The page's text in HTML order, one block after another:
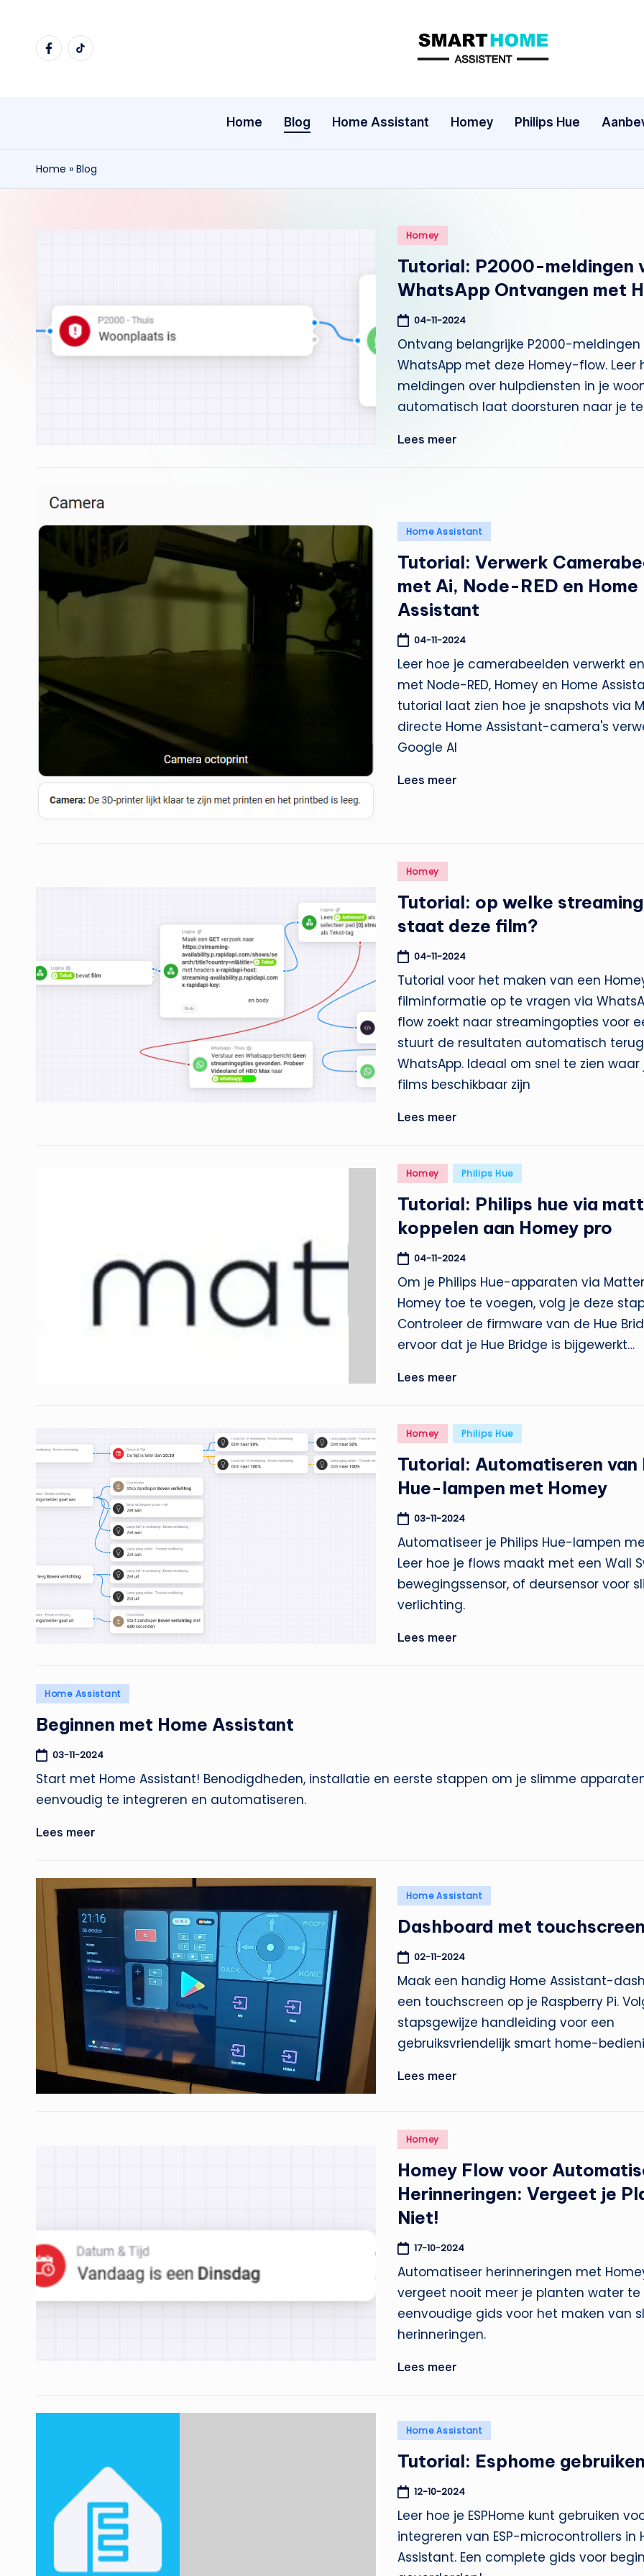
facebook
tiktok
S
a
rt
h
e
A
s
si
s
t
Home Blog Home Assistant Homey Philips Hue
Home » Blog
Geplaatst
Homey
Tutorial: P2000-meldingen
WhatsApp Ontvangen met
04-11-2024
Ontvang belangrijke P2000-
WhatsApp met deze Homey-flow. Leer
meldingen over hulpdiensten in je
automatisch laat doorsturen naar je
Lees meer
Geplaatst
Home Assistant
Tutorial: Verwerk
met Ai, Node-RED en Home
Assistant
04-11-2024
Leer hoe je camerabeelden verwerkt
met Node-RED, Homey en Home
tutorial laat zien hoe je snapshots via
directe Home Assistant-camera's
Google AI
Lees meer
Geplaatst
Homey
Tutorial: op welke
staat deze film?
04-11-2024
Tutorial voor het maken van een
filminformatie op te vragen via
flow zoekt naar streamingopties voor
stuurt de resultaten automatisch
WhatsApp. Ideaal om snel te zien
films beschikbaar zijn
Lees meer
Geplaatst
Homey Philips Hue
Tutorial: Philips hue via
koppelen aan Homey pro
04-11-2024
Om je Philips Hue-apparaten via
Homey toe te voegen, volg je deze
Controleer de firmware van de Hue
ervoor dat je Hue Bridge is bijgewerkt…
Lees meer
Geplaatst
Homey Philips Hue
Tutorial: Automatiseren van
Hue-lampen met Homey
03-11-2024
Automatiseer je Philips Hue-lampen
Leer hoe je flows maakt met een Wall
bewegingssensor, of deursensor voor
verlichting.
Lees meer
Geplaatst
Home Assistant
Beginnen met Home Assistant
03-11-2024
Start met Home Assistant! Benodigdheden, installatie en eerste stappen om je slimme
eenvoudig te integreren en automatiseren.
Lees meer
Geplaatst
Home Assistant
Dashboard met
02-11-2024
Maak een handig Home Assistant-
een touchscreen op je Raspberry Pi.
stapsgewijze handleiding voor een
gebruiksvriendelijk smart home-
Lees meer
Geplaatst
Homey
Homey Flow voor
Herinneringen: Vergeet je
Niet!
17-10-2024
Automatiseer herinneringen met
vergeet nooit meer je planten water te
eenvoudige gids voor het maken van
herinneringen.
Lees meer
Geplaatst
Home Assistant
Tutorial: Esphome
12-10-2024
Leer hoe je ESPHome kunt gebruiken
integreren van ESP-microcontrollers in
Assistant. Een complete gids voor